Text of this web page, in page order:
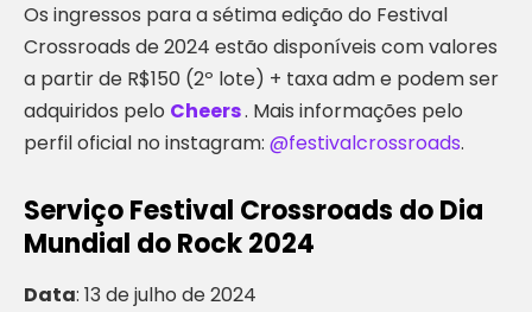
Os ingressos para a sétima edição do Festival
Crossroads de 2024 estão disponíveis com valores
a partir de R$150 (2º lote) + taxa adm e podem ser
adquiridos pelo Cheers. Mais informações pelo
perfil oficial no instagram: @festivalcrossroads.
Serviço Festival Crossroads do Dia
Mundial do Rock 2024
Data: 13 de julho de 2024